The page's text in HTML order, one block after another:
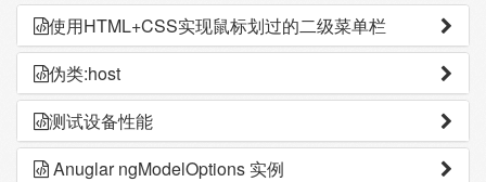
使用HTML+CSS实现鼠标划过的二级菜单栏
伪类:host
测试设备性能
Anuglar ngModelOptions 实例